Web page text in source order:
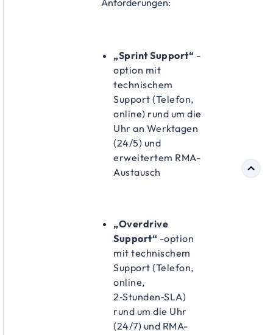
Anforderungen:
„Sprint Support“ -
option mit
technischem
Support (Telefon,
online) rund um die
Uhr an Werktagen
(24/5) und
erweitertem RMA-
Austausch
„Overdrive
Support“ -option
mit technischem
Support (Telefon,
online,
2‑Stunden‑SLA)
rund um die Uhr
(24/7) und RMA-